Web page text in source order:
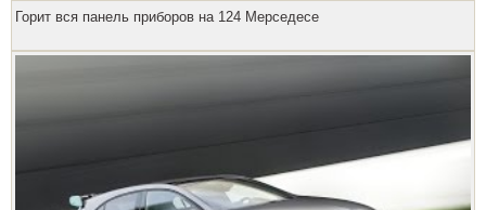
Горит вся панель приборов на 124 Мерседесе